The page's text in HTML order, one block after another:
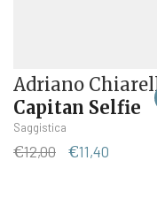
Adriano
Capitan Selfie
Saggistica
€12,00
Il
€11,40